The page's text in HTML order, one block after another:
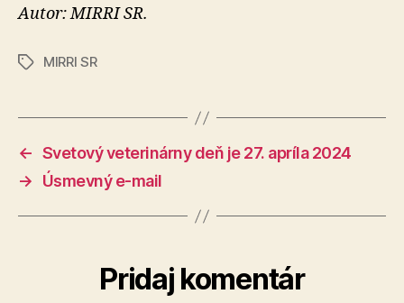
Autor: MIRRI SR.
ZnačkyMIRRI SR
← Svetový veterinárny deň je 27. apríla 2024
→
Úsmevný e-mail
Pridaj komentár